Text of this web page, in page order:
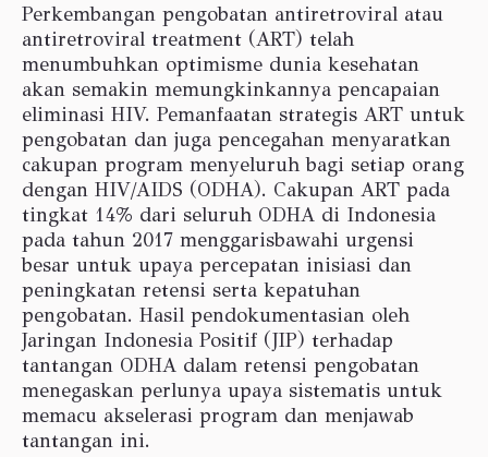
Perkembangan pengobatan antiretroviral atau
antiretroviral treatment (ART) telah
menumbuhkan optimisme dunia kesehatan
akan semakin memungkinkannya pencapaian
eliminasi HIV. Pemanfaatan strategis ART untuk
pengobatan dan juga pencegahan menyaratkan
cakupan program menyeluruh bagi setiap orang
dengan HIV/AIDS (ODHA). Cakupan ART pada
tingkat 14% dari seluruh ODHA di Indonesia
pada tahun 2017 menggarisbawahi urgensi
besar untuk upaya percepatan inisiasi dan
peningkatan retensi serta kepatuhan
pengobatan. Hasil pendokumentasian oleh
Jaringan Indonesia Positif (JIP) terhadap
tantangan ODHA dalam retensi pengobatan
menegaskan perlunya upaya sistematis untuk
memacu akselerasi program dan menjawab
tantangan ini.